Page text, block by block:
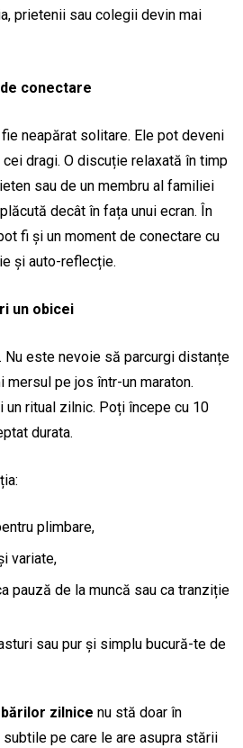
prietenii sau colegii devin mai
conectare
neapărat solitare. Ele pot deveni
dragi. O discuție relaxată în timp
sau de un membru al familiei
decât în fața unui ecran. În
fi și un moment de conectare cu
și auto-reflecție.
un obicei
Nu este nevoie să parcurgi distanțe
pe jos într-un maraton.
un ritual zilnic. Poți începe cu 10
durata.
plimbare,
variate,
pauză de la muncă sau ca tranziție
sau pur și simplu bucură-te de
zilnice nu stă doar în
pe care le are asupra stării